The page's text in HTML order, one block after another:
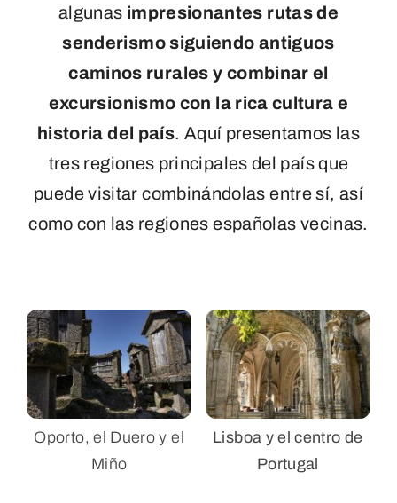
algunas impresionantes rutas de
senderismo siguiendo antiguos
caminos rurales y combinar el
excursionismo con la rica cultura e
historia del país. Aquí presentamos las
tres regiones principales del país que
puede visitar combinándolas entre sí, así
como con las regiones españolas vecinas.
Oporto, el Duero y el
Miño
Lisboa y el centro de
Portugal